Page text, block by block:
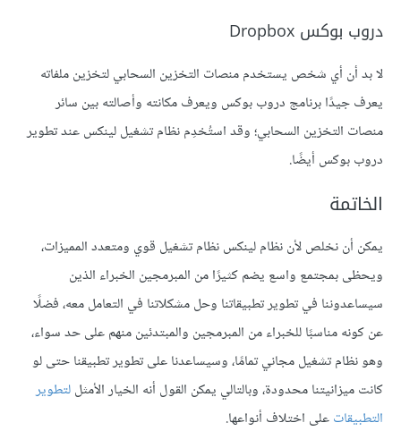
دروب بوكس Dropbox
لا بد أن أي شخص يستخدم منصات التخزين السحابي لتخزين ملفاته
يعرف جيدًا برنامج دروب بوكس ويعرف مكانته وأصالته بين سائر
منصات التخزين السحابي؛ وقد استُخدِم نظام تشغيل لينكس عند تطوير
دروب بوكس أيضًا.
الخاتمة
يمكن أن نخلص لأن نظام لينكس نظام تشغيل قوي ومتعدد المميزات،
ويحظى بمجتمع واسع يضم كثيرًا من المبرمجين الخبراء الذين
سيساعدوننا في تطوير تطبيقاتنا وحل مشكلاتنا في التعامل معه، فضلًا
عن كونه مناسبًا للخبراء من المبرمجين والمبتدئين منهم على حد سواء،
وهو نظام تشغيل مجاني تمامًا، وسيساعدنا على تطوير تطبيقنا حتى لو
كانت ميزانيتنا محدودة، وبالتالي يمكن القول أنه الخيار الأمثللتطوير
التطبيقاتعلى اختلاف أنواعها.